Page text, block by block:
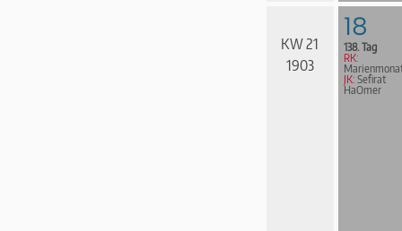
KW 21
1903
18
138. Tag
RK:
JK: Sefirat
HaOmer